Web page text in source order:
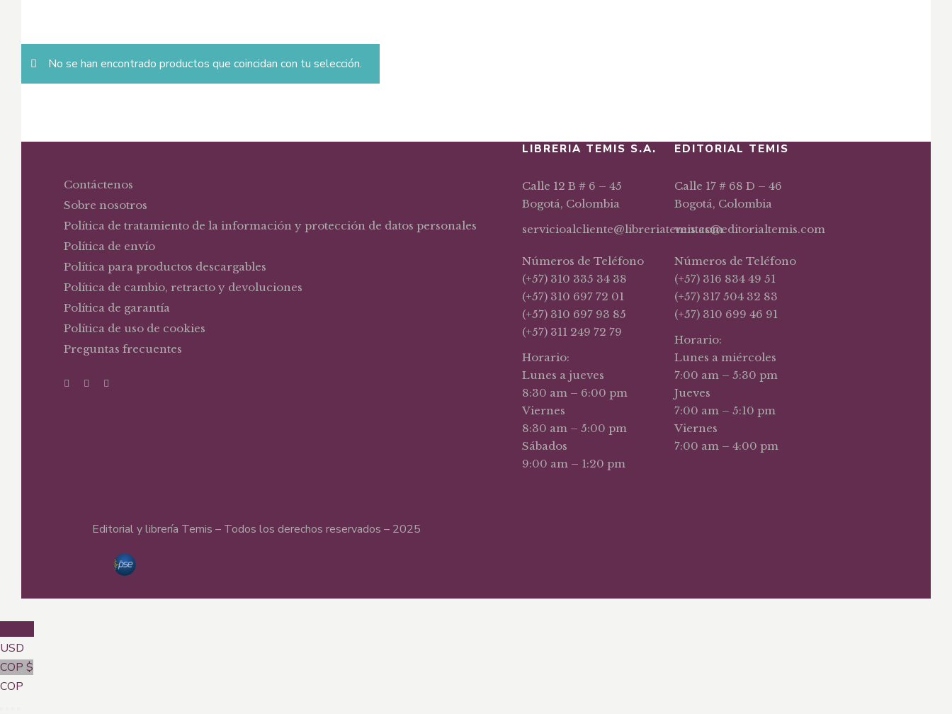
No se han encontrado productos que coincidan con tu selección.
Contáctenos
Sobre nosotros
Política de tratamiento de la información y protección de datos personales
Política de envío
Política para productos descargables
Política de cambio, retracto y devoluciones
Política de garantía
Política de uso de cookies
Preguntas frecuentes
LIBRERIA TEMIS S.A.
Calle 12 B # 6 – 45
Bogotá, Colombia
servicioalcliente@libreriatemis.com
Números de Teléfono
(+57) 310 335 34 38
(+57) 310 697 72 01
(+57) 310 697 93 85
(+57) 311 249 72 79
Horario:
Lunes a jueves
8:30 am – 6:00 pm
Viernes
8:30 am – 5:00 pm
Sábados
9:00 am – 1:20 pm
EDITORIAL TEMIS
Calle 17 # 68 D – 46
Bogotá, Colombia
ventas@editorialtemis.com
Números de Teléfono
(+57) 316 834 49 51
(+57) 317 504 32 83
(+57) 310 699 46 91
Horario:
Lunes a miércoles
7:00 am – 5:30 pm
Jueves
7:00 am – 5:10 pm
Viernes
7:00 am – 4:00 pm
Editorial y librería Temis – Todos los derechos reservados – 2025
USD
COP $
COP